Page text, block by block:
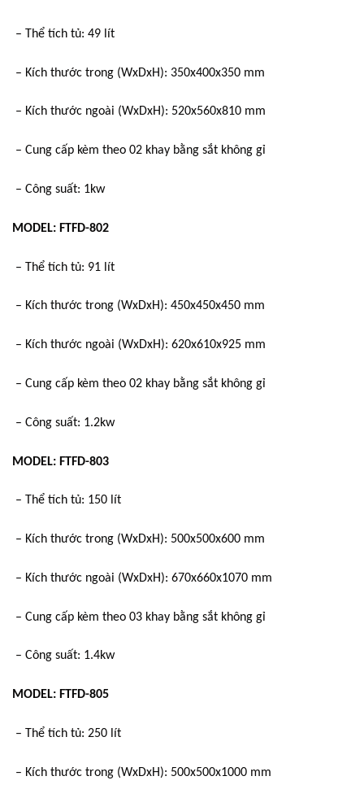
– Thể tích tủ: 49 lít
– Kích thước trong (WxDxH): 350x400x350 mm
– Kích thước ngoài (WxDxH): 520x560x810 mm
– Cung cấp kèm theo 02 khay bằng sắt không gỉ
– Công suất: 1kw
MODEL: FTFD-802
– Thể tích tủ: 91 lít
– Kích thước trong (WxDxH): 450x450x450 mm
– Kích thước ngoài (WxDxH): 620x610x925 mm
– Cung cấp kèm theo 02 khay bằng sắt không gỉ
– Công suất: 1.2kw
MODEL: FTFD-803
– Thể tích tủ: 150 lít
– Kích thước trong (WxDxH): 500x500x600 mm
– Kích thước ngoài (WxDxH): 670x660x1070 mm
– Cung cấp kèm theo 03 khay bằng sắt không gỉ
– Công suất: 1.4kw
MODEL: FTFD-805
– Thể tích tủ: 250 lít
– Kích thước trong (WxDxH): 500x500x1000 mm